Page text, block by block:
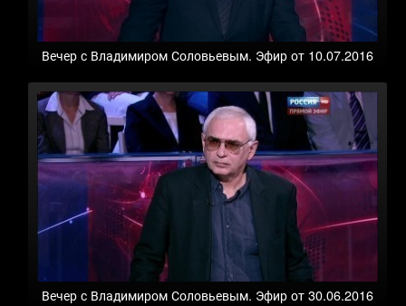
Вечер с Владимиром Соловьевым. Эфир от 10.07.2016
Вечер с Владимиром Соловьевым. Эфир от 30.06.2016